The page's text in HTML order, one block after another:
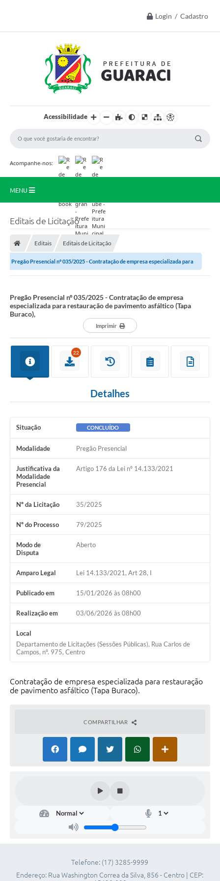
Login / Cadastro
Acessibilidade
Acompanhe-nos:
MENU
Secretarias
Audiências Públicas
Transparência
Editais
Contratos
Ouvidoria
Carta de Serviços
Notícias
Turismo
Legislação
Links
Serviços Online
SIC
Editais de Licitação
Editais Editais de Licitação
Pregão Presencial nº 035/2025 - Contratação de empresa especializada para
Pregão Presencial nº 035/2025 - Contratação de empresa
especializada para restauração de pavimento asfáltico (Tapa
Buraco),
Imprimir
22
Detalhes
Situação CONCLUÍDO
Modalidade Pregão Presencial
Justificativa da
Modalidade
Presencial
Artigo 176 da Lei nº 14.133/2021
Nº da Licitação 35/2025
Nº do Processo 79/2025
Modo de
Disputa
Aberto
Amparo Legal Lei 14.133/2021, Art 28, I
Publicado em 15/01/2026 às 08h00
Realização em 03/06/2026 às 08h00
Local
Departamento de Licitações (Sessões Públicas), Rua Carlos de
Campos, nº. 975, Centro
Contratação de empresa especializada para restauração
de pavimento asfáltico (Tapa Buraco).
COMPARTILHAR
Telefone: (17) 3285-9999
Endereço: Rua Washington Correa da Silva, 856 - Centro | CEP: